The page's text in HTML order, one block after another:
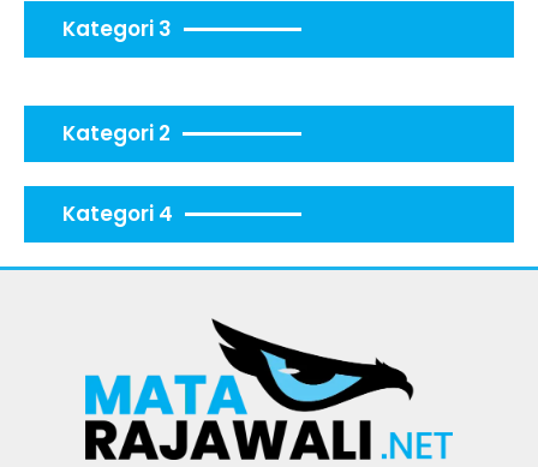
Kategori 3
Kategori 2
Kategori 4